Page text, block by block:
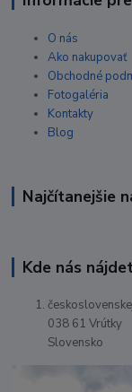
O nás
Ako nakupovať
Obchodné
Fotogaléria
Kontakty
Blog
Najčítanejšie
Kde nás
038 61 Vrútky
Slovensko